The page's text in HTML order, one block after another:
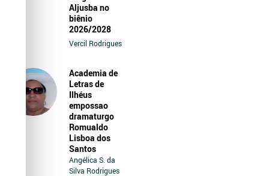
Aljusba no
biênio
2026/2028
Vercil Rodrigues
Academia de
Letras de
Ilhéus
empossao
dramaturgo
Romualdo
Lisboa dos
Santos
Angélica S. da
Silva Rodrigues